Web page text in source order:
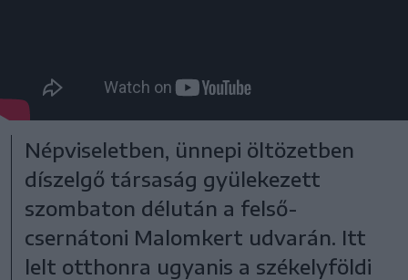
Népviseletben, ünnepi öltözetben
díszelgő társaság gyülekezett
szombaton délután a felső-
csernátoni Malomkert udvarán. Itt
lelt otthonra ugyanis a székelyföldi